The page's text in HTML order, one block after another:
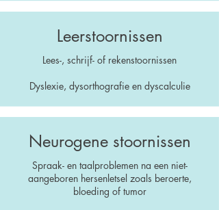
Leerstoornissen
Lees-, schrijf- of rekenstoornissen
Dyslexie, dysorthografie en dyscalculie
Neurogene stoornissen
Spraak- en taalproblemen na een niet-
aangeboren hersenletsel zoals beroerte,
bloeding of tumor